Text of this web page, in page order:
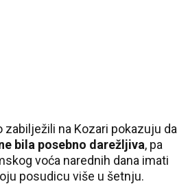
na Kozari pokazuju da
bila posebno darežljiva, pa
voća narednih dana imati
posudicu više u šetnju.